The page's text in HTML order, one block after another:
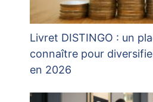
Livret DISTINGO : un
connaître pour
en 2026